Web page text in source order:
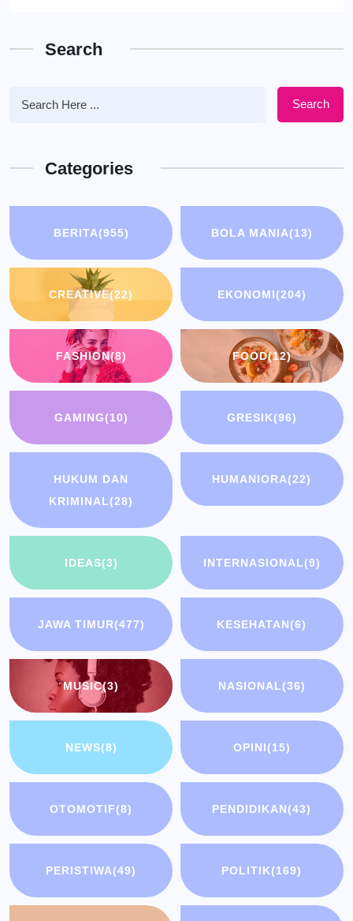
Search
Search
Categories
BERITA(955) BOLA MANIA(13)
CREATIVE(22) EKONOMI(204)
FASHION(8) FOOD(12)
GAMING(10) GRESIK(96)
HUKUM DAN
KRIMINAL(28)
HUMANIORA(22)
IDEAS(3) INTERNASIONAL(9)
JAWA TIMUR(477) KESEHATAN(6)
MUSIC(3) NASIONAL(36)
NEWS(8) OPINI(15)
OTOMOTIF(8) PENDIDIKAN(43)
PERISTIWA(49) POLITIK(169)